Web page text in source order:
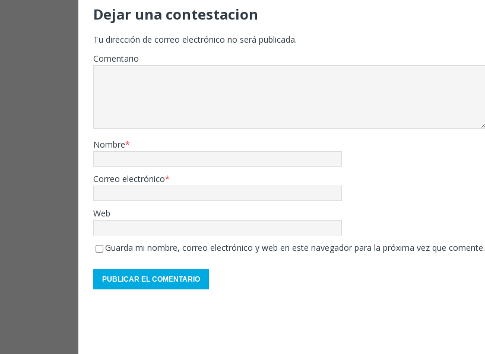
Dejar una contestacion
Tu dirección de correo electrónico no será publicada.
Comentario
Nombre*
Correo electrónico*
Web
Guarda mi nombre, correo electrónico y web en este navegador para la próxima vez que comente.